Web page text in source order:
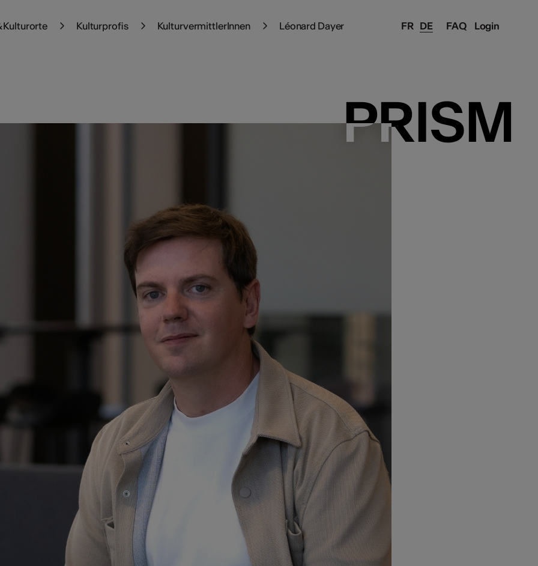
FAQ Login
FR DE
Kulturorte Kulturprofis KulturvermittlerInnen Léonard Dayer
PRISM
PRISM